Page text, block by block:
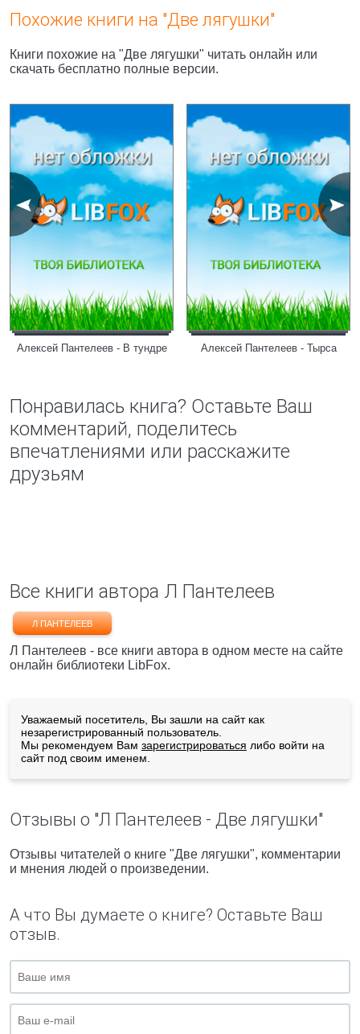
Похожие книги на "Две лягушки"
Книги похожие на "Две лягушки" читать онлайн или
скачать бесплатно полные версии.
Алексей Пантелеев - В тундре Алексей Пантелеев - Тырса
Понравилась книга? Оставьте Ваш
комментарий, поделитесь
впечатлениями или расскажите
друзьям
Все книги автора Л Пантелеев
Л ПАНТЕЛЕЕВ
Л Пантелеев - все книги автора в одном месте на сайте
онлайн библиотеки LibFox.
Уважаемый посетитель, Вы зашли на сайт как
незарегистрированный пользователь.
Мы рекомендуем Вам зарегистрироваться либо войти на
сайт под своим именем.
Отзывы о "Л Пантелеев - Две лягушки"
Отзывы читателей о книге "Две лягушки", комментарии
и мнения людей о произведении.
А что Вы думаете о книге? Оставьте Ваш
отзыв.